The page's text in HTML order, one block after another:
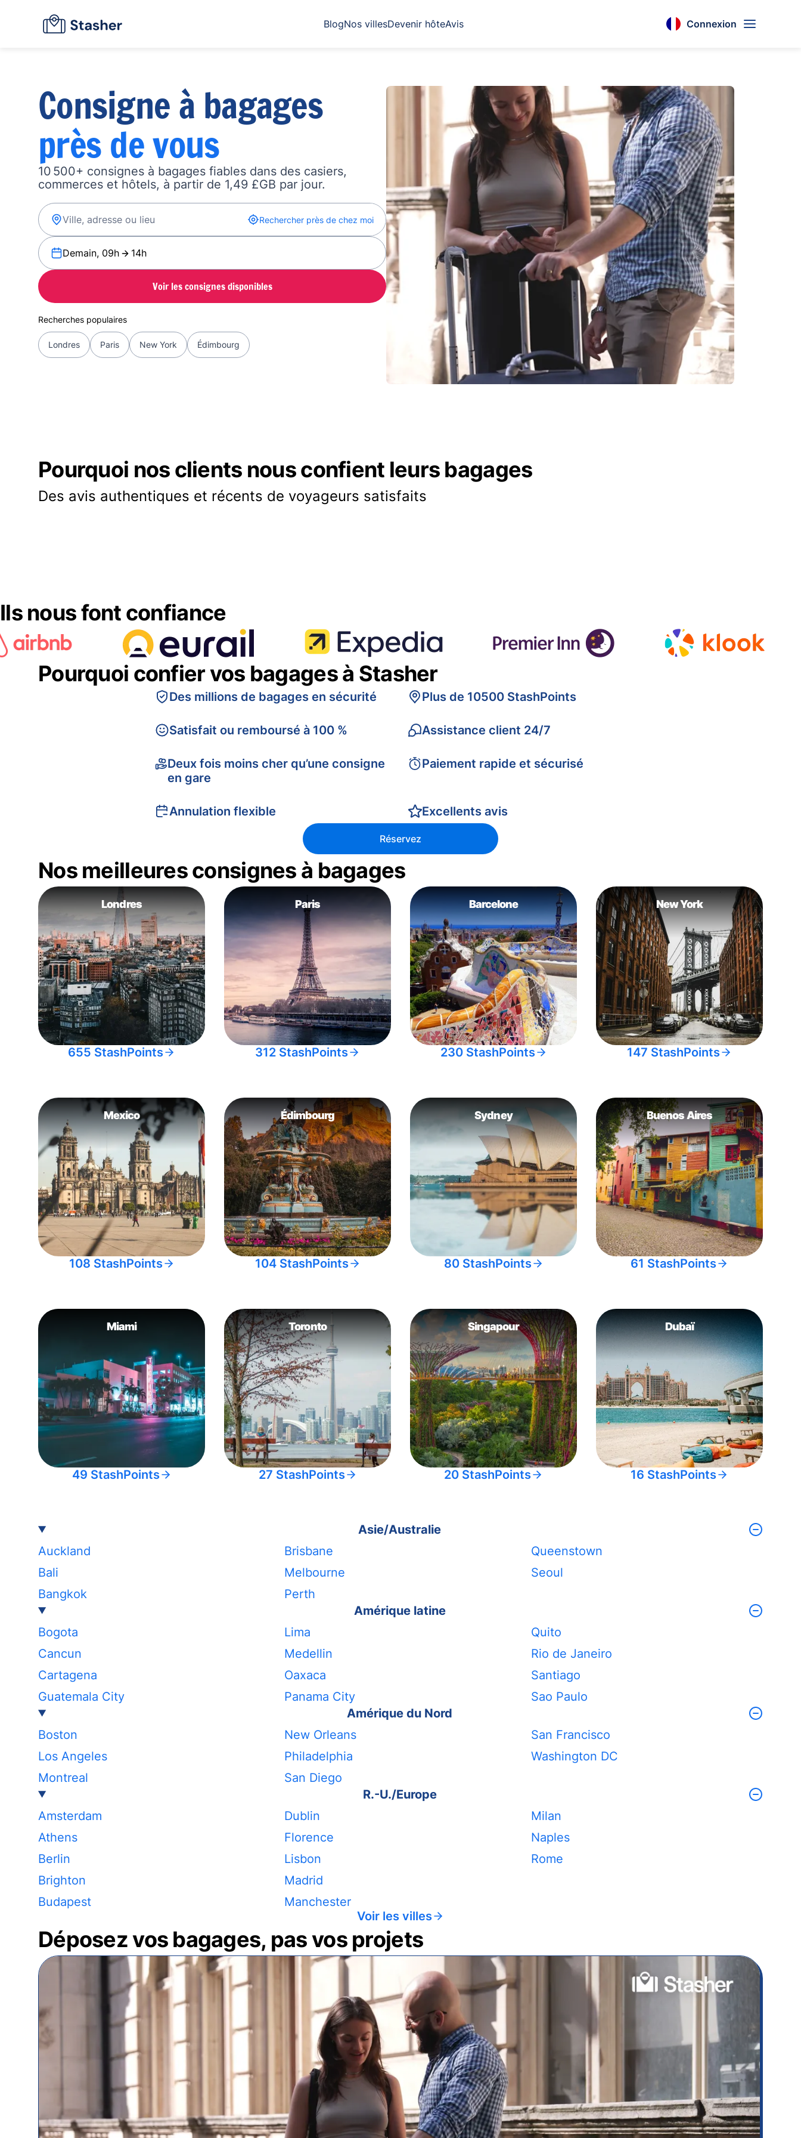
BlogNos villesDevenir hôteAvis Connexion
Consigne à bagages
près de vous
10 500+ consignes à bagages fiables dans des casiers,
commerces et hôtels, à partir de 1,49 £GB par jour.
Rechercher près de chez moi
Demain, 09h 14h
Voir les consignes disponibles
Recherches populaires
Londres Paris New York Édimbourg
Pourquoi nos clients nous confient leurs bagages
Des avis authentiques et récents de voyageurs satisfaits
Ils nous font confiance
Pourquoi confier vos bagages à Stasher
Des millions de bagages en sécurité
Satisfait ou remboursé à 100 %
Deux fois moins cher qu’une consigne
en gare
Annulation flexible
Plus de 10500 StashPoints
Assistance client 24/7
Paiement rapide et sécurisé
Excellents avis
Réservez
Nos meilleures consignes à bagages
Londres
655 StashPoints
Paris
312 StashPoints
Barcelone
230 StashPoints
New York
147 StashPoints
Mexico
108 StashPoints
Édimbourg
104 StashPoints
Sydney
80 StashPoints
Buenos Aires
61 StashPoints
Miami
49 StashPoints
Toronto
27 StashPoints
Singapour
20 StashPoints
Dubaï
16 StashPoints
Asie/Australie
Auckland
Bali
Bangkok
Brisbane
Melbourne
Perth
Queenstown
Seoul
Amérique latine
Bogota
Cancun
Cartagena
Guatemala City
Lima
Medellin
Oaxaca
Panama City
Quito
Rio de Janeiro
Santiago
Sao Paulo
Amérique du Nord
Boston
Los Angeles
Montreal
New Orleans
Philadelphia
San Diego
San Francisco
Washington DC
R.-U./Europe
Amsterdam
Athens
Berlin
Brighton
Budapest
Dublin
Florence
Lisbon
Madrid
Manchester
Milan
Naples
Rome
Voir les villes
Déposez vos bagages, pas vos projets